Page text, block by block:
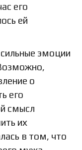
его
ей
эмоции
о
его
смысл
их
в том, что